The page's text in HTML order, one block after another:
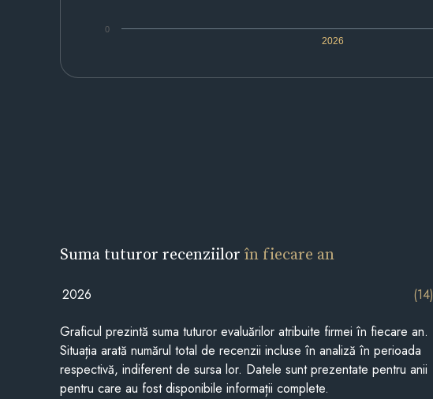
2026
0
Suma tuturor recenziilorîn fiecare an
2026 (14)
Graficul prezintă suma tuturor evaluărilor atribuite firmei în fiecare an.
Situația arată numărul total de recenzii incluse în analiză în perioada
respectivă, indiferent de sursa lor. Datele sunt prezentate pentru anii
pentru care au fost disponibile informații complete.